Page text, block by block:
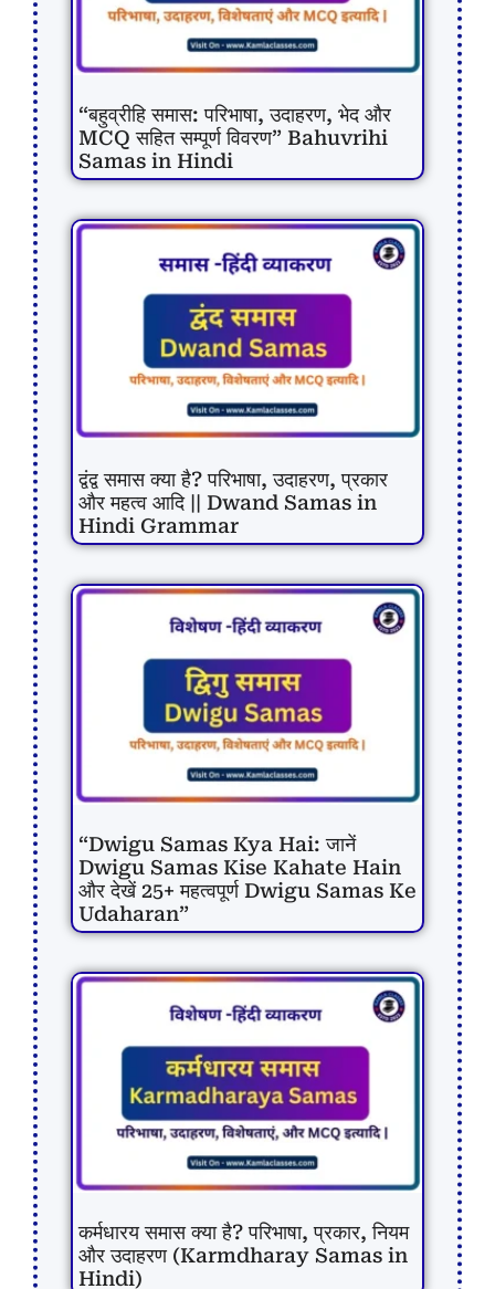
“बहुव्रीहि समास: परिभाषा, उदाहरण, भेद और
MCQ सहित सम्पूर्ण विवरण” Bahuvrihi
Samas in Hindi
द्वंद्व समास क्या है? परिभाषा, उदाहरण, प्रकार
और महत्व आदि || Dwand Samas in
Hindi Grammar
“Dwigu Samas Kya Hai: जानें
Dwigu Samas Kise Kahate Hain
और देखें 25+ महत्वपूर्ण Dwigu Samas Ke
Udaharan”
कर्मधारय समास क्या है? परिभाषा, प्रकार, नियम
और उदाहरण (Karmdharay Samas in
Hindi)